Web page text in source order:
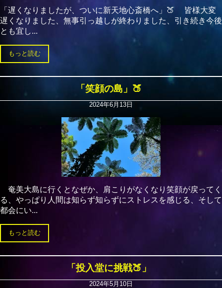
「遅くなりましたが、ついに新天地心斎橋へ」🍑 皆様大変
遅くなりました、無事引っ越しが終わりました、引き続き今後
とも宜し...
もっと読む
「笑顔の島」🍑
2024年6月13日
奄美大島に行くとなぜか、肩こりがなくなり笑顔が戻ってく
る、やっぱり人間は知らず知らずにストレスを感じる、そして
都会にい...
もっと読む
「投入堂に挑戦🍑」
2024年5月10日